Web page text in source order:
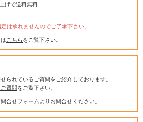
げで送料無料
は承れませんのでご了承下さい。
こちらをご覧下さい。
られているご質問をご紹介しております。
質問をご覧下さい。
問合せフォーム よりお問合せください。